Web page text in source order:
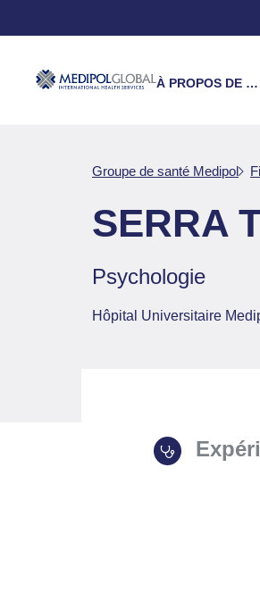
À PROPOS DE NOUS
Groupe de santé Medipol
SERRA
Psychologie
Hôpital Universitaire